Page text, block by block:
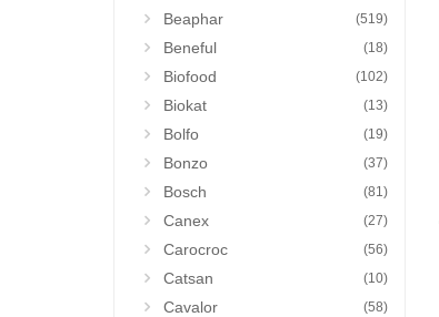
Beaphar (519)
Beneful (18)
Biofood (102)
Biokat (13)
Bolfo (19)
Bonzo (37)
Bosch (81)
Canex (27)
Carocroc (56)
Catsan (10)
Cavalor (58)